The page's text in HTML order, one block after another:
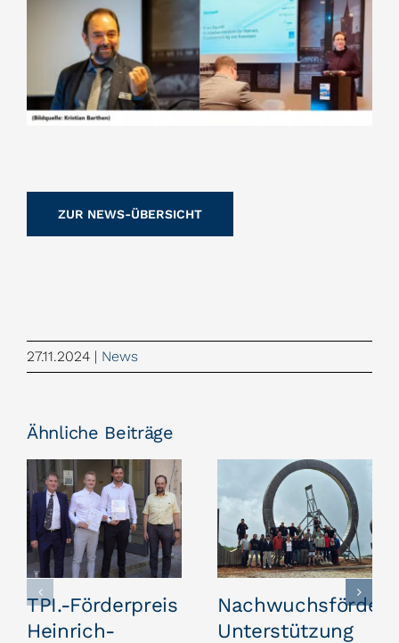
ZUR NEWS-ÜBERSICHT
27.11.2024 | News
Ähnliche Beiträge
TPI.-Förderpreis
Heinrich-
Unterstützung